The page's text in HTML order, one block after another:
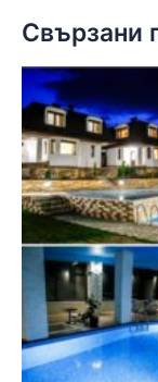
Свързани